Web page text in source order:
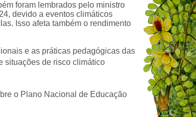
foram lembrados pelo ministro
devido a eventos climáticos
Isso afeta também o rendimento
e as práticas pedagógicas das
situações de risco climático
o Plano Nacional de Educação